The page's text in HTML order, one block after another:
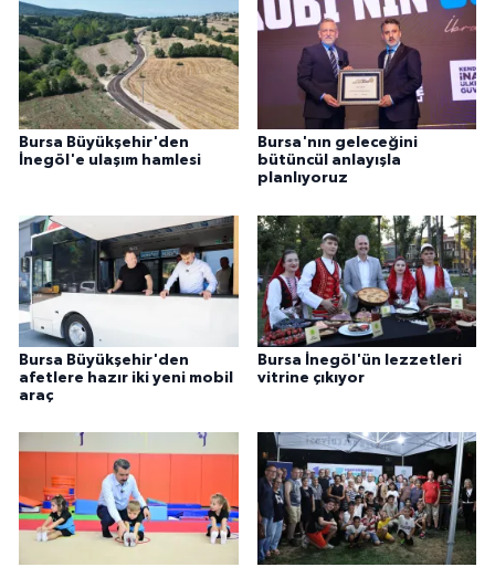
Bursa Büyükşehir'den
İnegöl'e ulaşım hamlesi
Bursa'nın geleceğini
bütüncül anlayışla
planlıyoruz
Bursa Büyükşehir'den
afetlere hazır iki yeni mobil
araç
Bursa İnegöl'ün lezzetleri
vitrine çıkıyor